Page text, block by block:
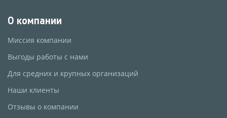
О компании
Миссия компании
Выгоды работы с нами
Для средних и крупных организаций
Наши клиенты
Отзывы о компании